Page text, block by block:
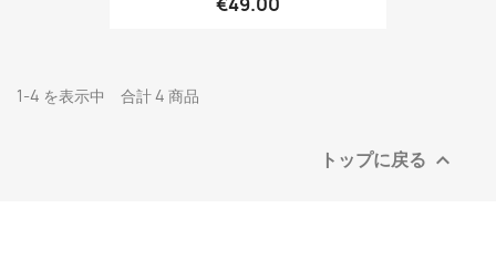
1-4 を表示中 合計 4 商品
トップに戻る 